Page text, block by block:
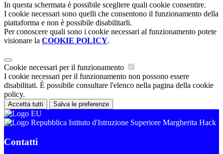
In questa schermata è possibile scegliere quali cookie consentire.
I cookie necessari sono quelli che consentono il funzionamento della
piattaforma e non è possibile disabilitarli.
Per conoscere quali sono i cookie necessari al funzionamento potete
visionare la COOKIE POLICY.
Cookie necessari per il funzionamento
I cookie necessari per il funzionamento non possono essere
disabilitati. È possibile consultare l'elenco nella pagina della cookie
policy.
Accetta tutti Salva le preferenze
Istituto d'Istruzione Superiore Margherita Hack
Contatti